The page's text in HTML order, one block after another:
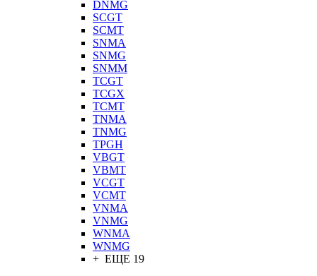
DNMG
SCGT
SCMT
SNMA
SNMG
SNMM
TCGT
TCGX
TCMT
TNMA
TNMG
TPGH
VBGT
VBMT
VCGT
VCMT
VNMA
VNMG
WNMA
WNMG
+ ЕЩЕ 19